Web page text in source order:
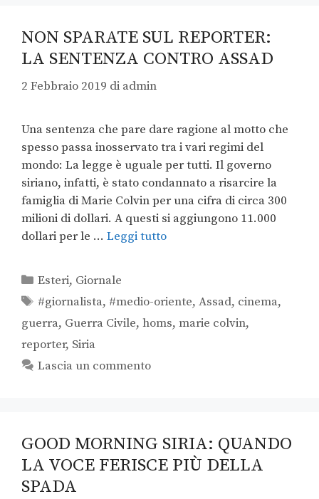
NON SPARATE SUL REPORTER:
LA SENTENZA CONTRO ASSAD
2 Febbraio 2019 di admin
Una sentenza che pare dare ragione al motto che
spesso passa inosservato tra i vari regimi del
mondo: La legge è uguale per tutti. Il governo
siriano, infatti, è stato condannato a risarcire la
famiglia di Marie Colvin per una cifra di circa 300
milioni di dollari. A questi si aggiungono 11.000
dollari per le … Leggi tutto
Esteri, Giornale
#giornalista, #medio-oriente,Assad, cinema,
guerra, Guerra Civile, homs, marie colvin,
reporter, Siria
Lascia un commento
GOOD MORNING SIRIA: QUANDO
LA VOCE FERISCE PIÙ DELLA
SPADA